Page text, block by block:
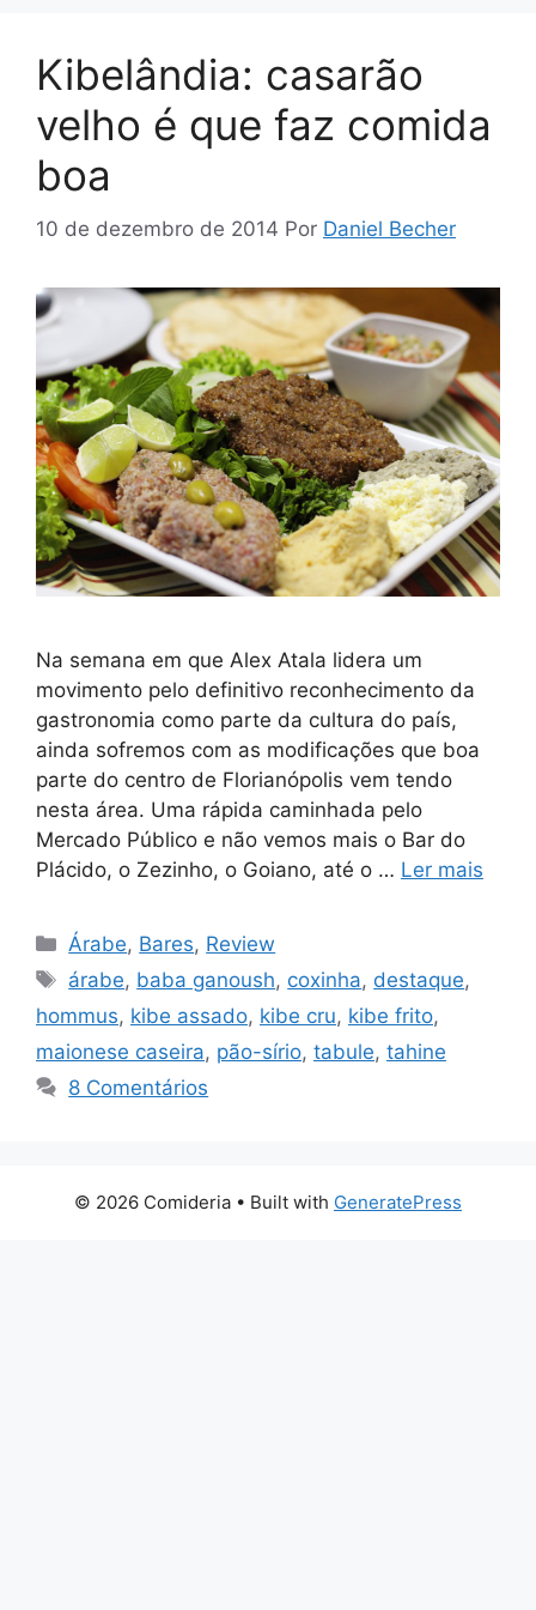
Kibelândia: casarão
velho é que faz comida
boa
10 de dezembro de 2014 Por Daniel Becher
Na semana em que Alex Atala lidera um
movimento pelo definitivo reconhecimento da
gastronomia como parte da cultura do país,
ainda sofremos com as modificações que boa
parte do centro de Florianópolis vem tendo
nesta área. Uma rápida caminhada pelo
Mercado Público e não vemos mais o Bar do
Plácido, o Zezinho, o Goiano, até o … Ler mais
Categorias
Árabe, Bares, Review
Tags
árabe, baba ganoush, coxinha, destaque,
hommus, kibe assado, kibe cru, kibe frito,
maionese caseira, pão-sírio, tabule, tahine
8 Comentários
© 2026 Comideria • Built with GeneratePress